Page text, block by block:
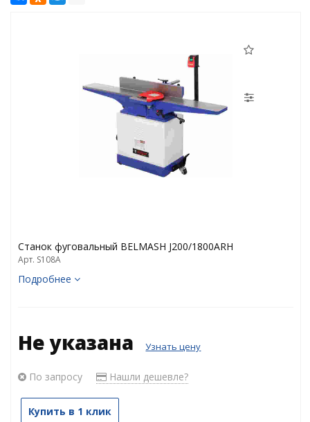
Станок фуговальный BELMASH J200/1800ARH
Арт. S108A
Подробнее
Не указана Узнать цену
По запросу Нашли дешевле?
Купить в 1 клик